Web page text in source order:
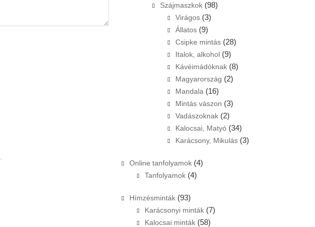
Szájmaszkok (98)
Virágos (3)
Állatos (9)
Csipke mintás (28)
Italok, alkohol (9)
Kávéimádóknak (8)
Magyarország (2)
Mandala (16)
Mintás vászon (3)
Vadászoknak (2)
Kalocsai, Matyó (34)
Karácsony, Mikulás (3)
Online tanfolyamok (4)
Tanfolyamok (4)
Hímzésminták (93)
Karácsonyi minták (7)
Kalocsai minták (58)